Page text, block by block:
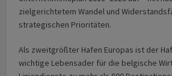
zielgerichtetem Wandel und
strategischen Prioritäten.
Als zweitgrößter Hafen Europas ist der
wichtige Lebensader für die belgische